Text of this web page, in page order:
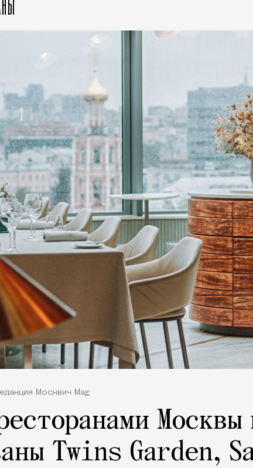
Москвич Mag
Москвы
Twins Garden,